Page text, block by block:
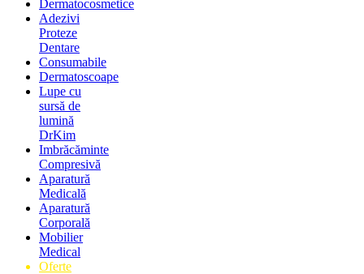
Dermatocosmetice
Adezivi
Proteze
Dentare
Consumabile
Dermatoscoape
Lupe cu
sursă de
lumină
DrKim
Imbrăcăminte
Compresivă
Aparatură
Medicală
Aparatură
Corporală
Mobilier
Medical
Oferte